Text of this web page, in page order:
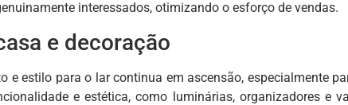
interessados, otimizando o esforço de vendas.
e decoração
e estilo para o lar continua em ascensão, especialmente
e estética, como luminárias, organizadores e